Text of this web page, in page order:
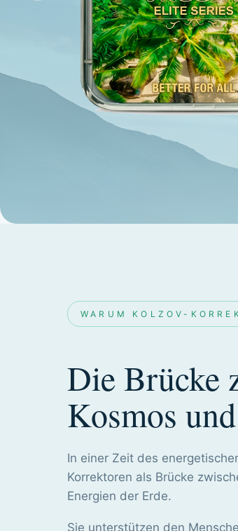
FC "Offener Himmel" und
Vertikale"
MEHR ERFAHREN →
WARUM KOLZOV-
Die Brücke
Kosmos
In einer Zeit des
Korrektoren als Brücke
Energien der Erde.
Sie unterstützen den